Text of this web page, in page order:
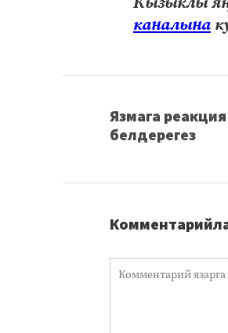
каналына
Язмага реакция
белдерегез